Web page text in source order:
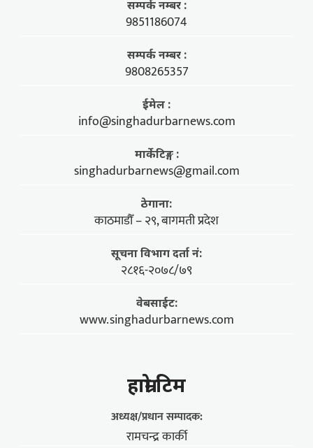
सम्पर्क नम्बर :
9851186074
सम्पर्क नम्बर :
9808265357
ईमेल :
info@singhadurbarnews.com
मार्केटिङ्ग :
singhadurbarnews@gmail.com
ठेगाना:
काठमाडौँ – २९, बागमती प्रदेश
सूचना विभाग दर्ता नं:
२८१६-२०७८/७९
वेबसाईट:
www.singhadurbarnews.com
हाम्राे टिम
अध्यक्ष/प्रधान सम्पादक:
रामचन्द्र कार्की